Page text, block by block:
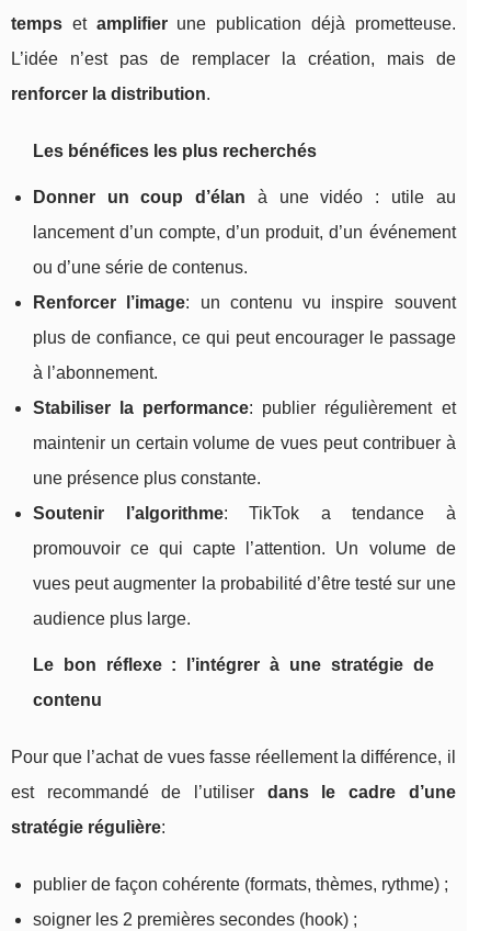
temps et amplifierune publication déjà prometteuse.
L’idée n’est pas de remplacer la création, mais de
renforcer la distribution.
Les bénéfices les plus recherchés
Donner un coup d’élan à une vidéo : utile au
lancement d’un compte, d’un produit, d’un événement
ou d’une série de contenus.
Renforcer l’image: un contenu vu inspire souvent
plus de confiance, ce qui peut encourager le passage
à l’abonnement.
Stabiliser la performance: publier régulièrement et
maintenir un certain volume de vues peut contribuer à
une présence plus constante.
Soutenir l’algorithme: TikTok a tendance à
promouvoir ce qui capte l’attention. Un volume de
vues peut augmenter la probabilité d’être testé sur une
audience plus large.
Le bon réflexe : l’intégrer à une stratégie de
contenu
Pour que l’achat de vues fasse réellement la différence, il
est recommandé de l’utiliser dans le cadre d’une
stratégie régulière:
publier de façon cohérente (formats, thèmes, rythme) ;
soigner les 2 premières secondes (hook) ;